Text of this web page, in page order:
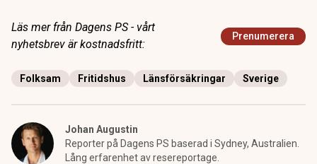
Läs mer från Dagens PS - vårt
nyhetsbrev är kostnadsfritt:
Prenumerera
Folksam Fritidshus Länsförsäkringar Sverige
Johan Augustin
Reporter på Dagens PS baserad i Sydney, Australien.
Lång erfarenhet av resereportage.